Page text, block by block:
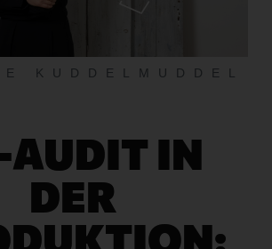
KUDDELMUDDEL
AUDIT IN
DER